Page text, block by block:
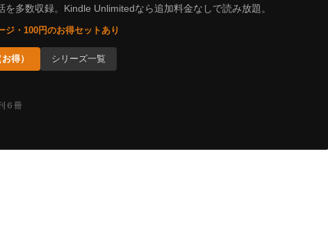
を多数収録。Kindle Unlimitedなら追加料金なしで読み放題。
ジ・100円のお得セットあり
得） シリーズ一覧
６冊